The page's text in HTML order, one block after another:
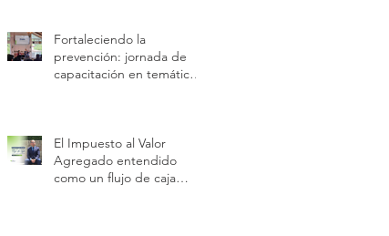
Fortaleciendo la
prevención: jornada de
capacitación en temáticas
El Impuesto al Valor
Agregado entendido
como un flujo de caja